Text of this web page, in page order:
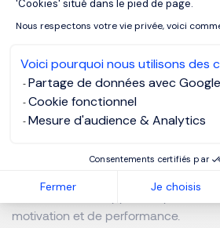
'Cookies' situé dans le pied de page.
Nous respectons votre vie privée, voici
Voici pourquoi nous utilisons des
Partage de données avec Google
Cookie fonctionnel
Mesure d'audience & Analytics
Consentements certifiés par
Fermer Je choisis
représentent une part importante de
professionnelle en France, près de
montre que le changement peut
durable.
Une approche guidée permet aussi
améliorent la satisfaction à long
motivation et de performance.